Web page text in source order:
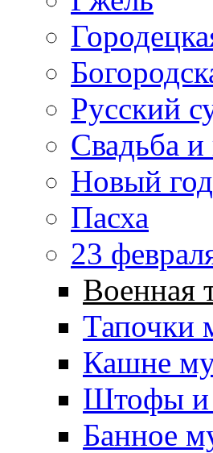
Русский
Свадьба и
Новый
Пасха
23
Военная
Тапочки
Кашне
Штофы и
Банное